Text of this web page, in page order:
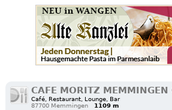
CAFE MORITZ MEMMINGEN
Café, Restaurant, Lounge, Bar
87700 Memmingen
1109 m